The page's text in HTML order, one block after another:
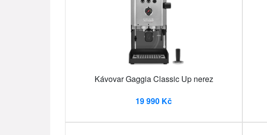
Kávovar Gaggia Classic Up nerez
19 990 Kč